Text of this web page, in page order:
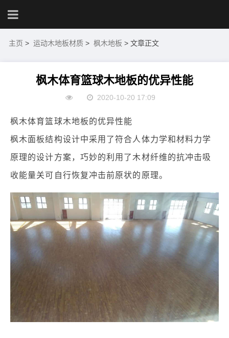
主页 > 运动木地板材质 > 枫木地板 > 文章正文
枫木体育篮球木地板的优异性能
2020-10-20 17:09
枫木体育篮球木地板的优异性能
枫木面板结构设计中采用了符合人体力学和材料力学
原理的设计方案，巧妙的利用了木材纤维的抗冲击吸
收能量关可自行恢复冲击前原状的原理。